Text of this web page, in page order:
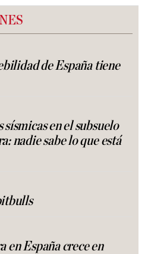
de España tiene
en el subsuelo
nadie sabe lo que está
en España crece en